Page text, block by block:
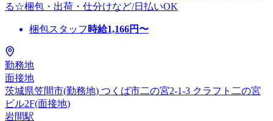
る☆梱包・出荷・仕分けなど/日払いOK
梱包スタッフ 時給1,166円〜
勤務地
面接地
茨城県笠間市(勤務地) つくば市二の宮2-1-3 クラフト二の宮
ビル2F(面接地)
岩間駅